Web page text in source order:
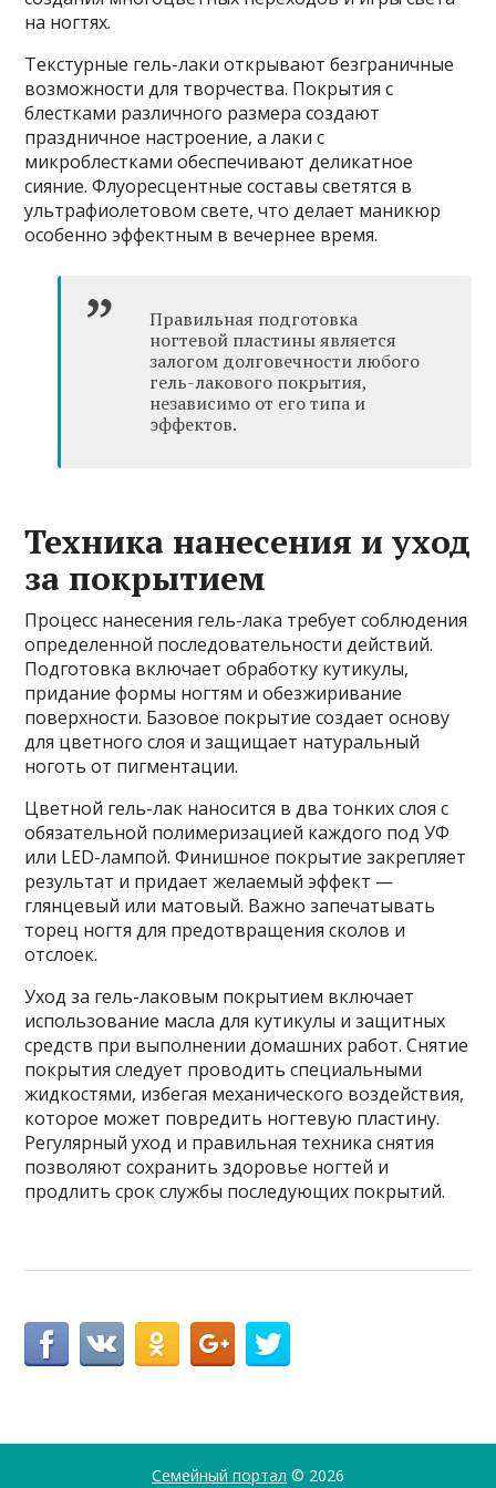
на ногтях.
Текстурные гель-лаки открывают безграничные
возможности для творчества. Покрытия с
блестками различного размера создают
праздничное настроение, а лаки с
микроблестками обеспечивают деликатное
сияние. Флуоресцентные составы светятся в
ультрафиолетовом свете, что делает маникюр
особенно эффектным в вечернее время.
Правильная подготовка
ногтевой пластины является
залогом долговечности любого
гель-лакового покрытия,
независимо от его типа и
эффектов.
Техника нанесения и уход
за покрытием
Процесс нанесения гель-лака требует соблюдения
определенной последовательности действий.
Подготовка включает обработку кутикулы,
придание формы ногтям и обезжиривание
поверхности. Базовое покрытие создает основу
для цветного слоя и защищает натуральный
ноготь от пигментации.
Цветной гель-лак наносится в два тонких слоя с
обязательной полимеризацией каждого под УФ
или LED-лампой. Финишное покрытие закрепляет
результат и придает желаемый эффект —
глянцевый или матовый. Важно запечатывать
торец ногтя для предотвращения сколов и
отслоек.
Уход за гель-лаковым покрытием включает
использование масла для кутикулы и защитных
средств при выполнении домашних работ. Снятие
покрытия следует проводить специальными
жидкостями, избегая механического воздействия,
которое может повредить ногтевую пластину.
Регулярный уход и правильная техника снятия
позволяют сохранить здоровье ногтей и
продлить срок службы последующих покрытий.
Семейный портал © 2026